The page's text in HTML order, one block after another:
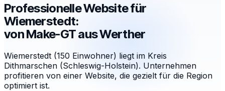
Professionelle Website für
Wiemerstedt:
von Make-GT aus Werther
Wiemerstedt (150 Einwohner) liegt im Kreis
Dithmarschen (Schleswig-Holstein). Unternehmen
profitieren von einer Website, die gezielt für die Region
optimiert ist.